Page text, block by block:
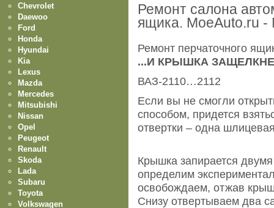
Ремонт салона
ящика. MoeAuto.ru -
Ремонт перчаточного
...И КРЫШКА
ВАЗ-2110…2112
Если вы не смогли
способом, придется
отвертки – одна
Крышка запирается
определим
освобождаем, отжав
Снизу отвертываем два
Chevrolet
Daewoo
Ford
Honda
Hyundai
Kia
Lexus
Mazda
Mercedes
Mitsubishi
Nissan
Opel
Peugeot
Renault
Skoda
Lada
Subaru
Toyota
Volkswagen